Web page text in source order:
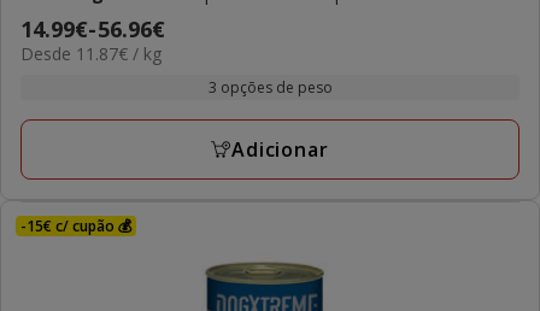
Preço
de
a
14.99€-56.96€
11.87€
Desde 11.87€ / kg
3 opções de peso
Adicionar
-15€ c/ cupão 💰